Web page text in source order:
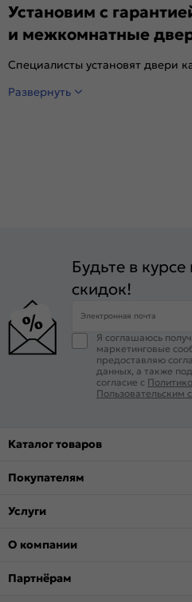
Установим с
и межкомнатные
Специалисты установят двери
Развернуть
Будьте в
скидок!
Электронная почта
Я соглашаюсь
маркетинговые
предоставляю
данных, а также
согласие с
Пользовательским
Каталог товаров
Покупателям
Услуги
О компании
Партнёрам